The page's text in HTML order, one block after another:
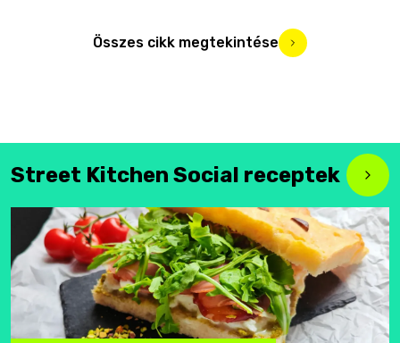
Összes cikk megtekintése
Street Kitchen Social receptek